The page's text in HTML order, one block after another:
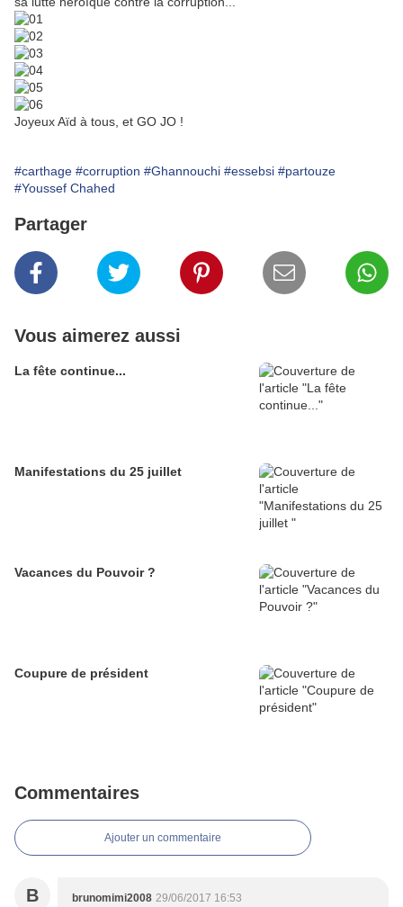
Joyeux Aïd à tous, et GO JO !
#carthage #corruption #Ghannouchi #essebsi #partouze
#Youssef Chahed
Partager
Vous aimerez aussi
La fête continue...
Manifestations du 25 juillet
Vacances du Pouvoir ?
Coupure de président
Commentaires
Ajouter un commentaire
B brunomimi2008 29/06/2017 16:53